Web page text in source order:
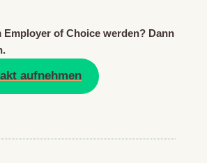
Employer of Choice werden? Dann
aufnehmen